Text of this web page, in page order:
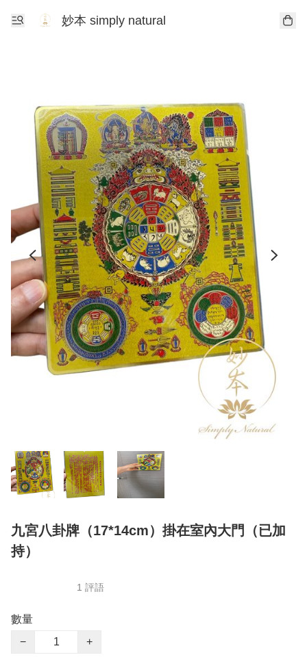
妙本 simply natural
九宮八卦牌（17*14cm）掛在室內大門（已加
持）
1 評語
數量
−
+